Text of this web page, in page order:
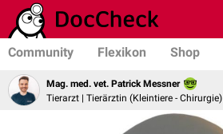
Community Flexikon Shop
Mag. med. vet. Patrick Messner
Tierarzt | Tierärztin (Kleintiere - Chirurgie)